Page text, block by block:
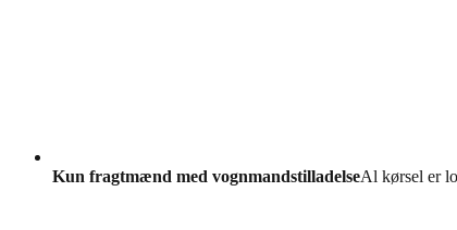
Kun fragtmænd med vognmandstilladelseAl kørsel er